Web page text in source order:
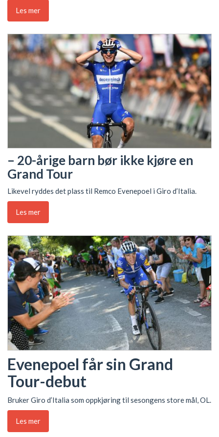
Les mer
– 20-årige barn bør ikke kjøre en
Grand Tour
Likevel ryddes det plass til Remco Evenepoel i Giro d’Italia.
Les mer
Evenepoel får sin Grand
Tour-debut
Bruker Giro d’Italia som oppkjøring til sesongens store mål, OL.
Les mer